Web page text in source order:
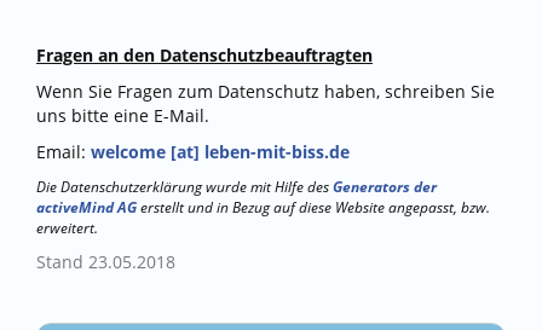
Fragen an den Datenschutzbeauftragten
Wenn Sie Fragen zum Datenschutz haben, schreiben Sie
uns bitte eine E-Mail.
Email: welcome [at] leben-mit-biss.de
Die Datenschutzerklärung wurde mit Hilfe desGenerators der
activeMind AGerstellt und in Bezug auf diese Website angepasst, bzw.
erweitert.
Stand 23.05.2018